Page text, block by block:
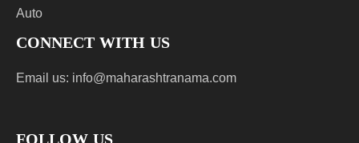
Auto
CONNECT WITH US
Email us: info@maharashtranama.com